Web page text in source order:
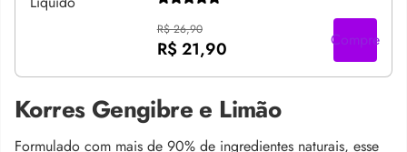
R$ 26,90
R$ 21,90 Compre
Korres Gengibre e Limão
Formulado com mais de 90% de ingredientes naturais, esse